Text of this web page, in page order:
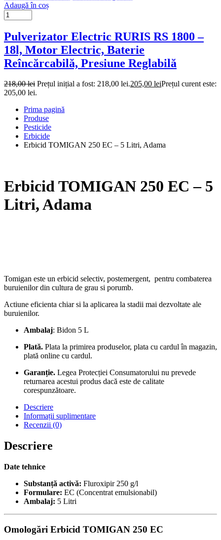
Adaugă în coș
Pulverizator Electric RURIS RS 1800 –
18l, Motor Electric, Baterie
Reîncărcabilă, Presiune Reglabilă
218,00lei Prețul inițial a fost: 218,00 lei.205,00 leiPrețul curent este:
205,00 lei.
Prima pagină
Produse
Pesticide
Erbicide
Erbicid TOMIGAN 250 EC – 5 Litri, Adama
Erbicid TOMIGAN 250 EC – 5
Litri, Adama
Tomigan este un erbicid selectiv, postemergent, pentru combaterea
buruienilor din cultura de grau si porumb.
Actiune eficienta chiar si la aplicarea la stadii mai dezvoltate ale
buruienilor.
Ambalaj: Bidon 5 L
Plată. Plata la primirea produselor, plata cu cardul în magazin,
plată online cu cardul.
Garanție. Legea Protecției Consumatorului nu prevede
returnarea acestui produs dacă este de calitate
corespunzătoare.
Descriere
Informații suplimentare
Recenzii (0)
Descriere
Date tehnice
Substanță activă: Fluroxipir 250 g/l
Formulare: EC (Concentrat emulsionabil)
Ambalaj: 5 Litri
Omologări Erbicid TOMIGAN 250 EC